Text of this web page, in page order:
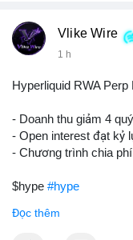
thanh khoản trước khi
sàn tập trung, áp lực
củng cố niềm tin cho
Lời khuyên:
Nhà đầu tư nên theo
Nếu BTC được nạp
nắm giữ vị thế hiện tại.
#60btc #dongtiencavoi
Vlike Wire
1 h
Hyperliquid RWA
- Doanh thu giảm 4
- Open interest đạt kỷ
- Chương trình chia
$hype #hype
#vlikevn #titanbot
Đọc thêm